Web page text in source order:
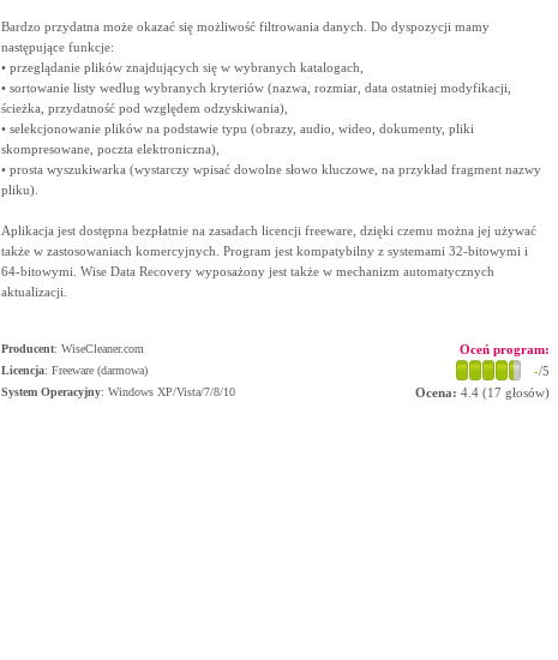
Bardzo przydatna może okazać się możliwość filtrowania danych. Do dyspozycji mamy
następujące funkcje:
• przeglądanie plików znajdujących się w wybranych katalogach,
• sortowanie listy według wybranych kryteriów (nazwa, rozmiar, data ostatniej modyfikacji,
ścieżka, przydatność pod względem odzyskiwania),
• selekcjonowanie plików na podstawie typu (obrazy, audio, wideo, dokumenty, pliki
skompresowane, poczta elektroniczna),
• prosta wyszukiwarka (wystarczy wpisać dowolne słowo kluczowe, na przykład fragment nazwy
pliku).
Aplikacja jest dostępna bezpłatnie na zasadach licencji freeware, dzięki czemu można jej używać
także w zastosowaniach komercyjnych. Program jest kompatybilny z systemami 32-bitowymi i
64-bitowymi. Wise Data Recovery wyposażony jest także w mechanizm automatycznych
aktualizacji.
Producent: WiseCleaner.com
Licencja: Freeware (darmowa)
System Operacyjny: Windows XP/Vista/7/8/10
Oceń program:
-/5
Ocena: 4.4(17 głosów)